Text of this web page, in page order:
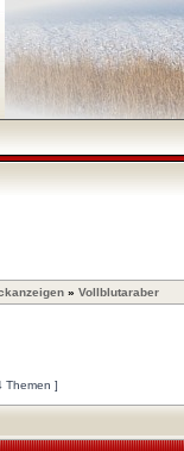
» Vollblutaraber
Themen ]